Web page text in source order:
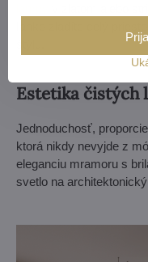
Estetika čistých
Jednoduchosť,
ktorá nikdy nevyjde z
eleganciu mramoru s
svetlo na